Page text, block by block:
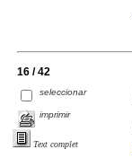
16 / 42
seleccionar
imprimir
Text complet